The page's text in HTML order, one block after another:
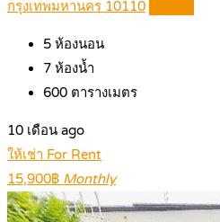
กรุงเทพมหานคร 10110
5 ห้องนอน
7 ห้องน้ำ
600 ตารางเมตร
10 เดือน ago
ให้เช่า For Rent
15,900฿ Monthly